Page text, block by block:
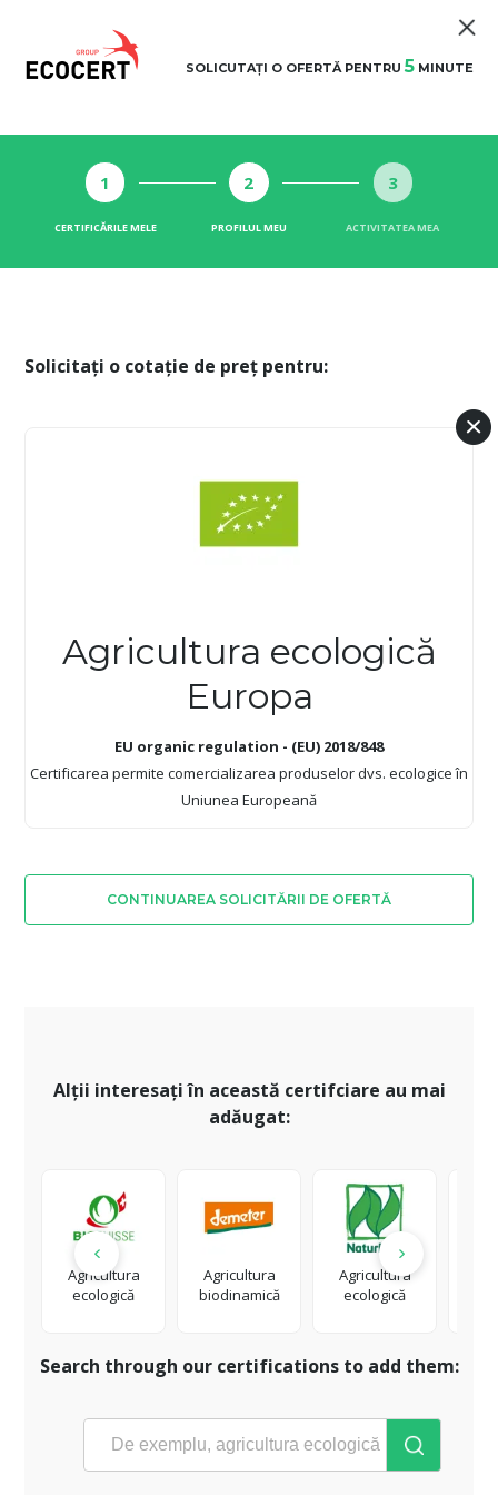
SOLICUTAȚI O OFERTĂ PENTRU5MINUTE
1
CERTIFICĂRILE MELE
2
PROFILUL MEU
3
ACTIVITATEA MEA
Solicitați o cotație de preț pentru:
Agricultura ecologică
Europa
EU organic regulation - (EU) 2018/848
Certificarea permite comercializarea produselor dvs. ecologice în
Uniunea Europeană
CONTINUAREA SOLICITĂRII DE OFERTĂ
Alții interesați în această certifciare au mai
adăugat:
Agricultura
ecologică
Agricultura
biodinamică
Agricultura
ecologică
Search through our certifications to add them: